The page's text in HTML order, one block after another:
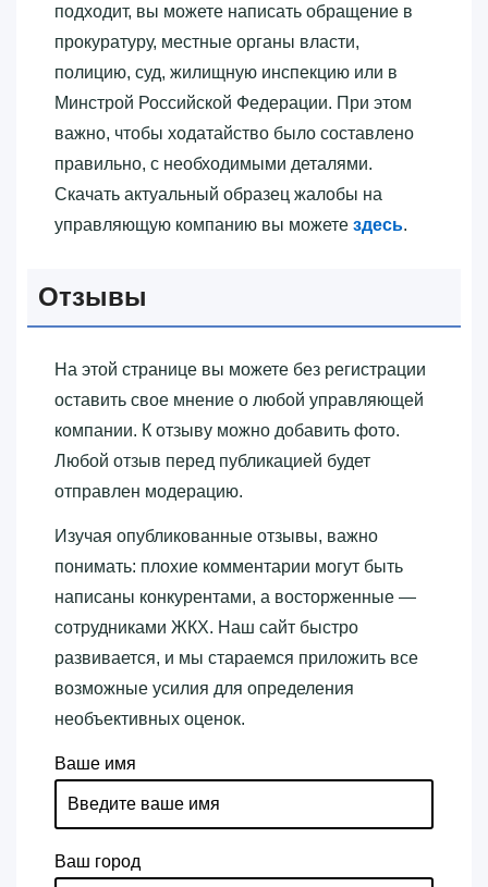
подходит, вы можете написать обращение в
прокуратуру, местные органы власти,
полицию, суд, жилищную инспекцию или в
Минстрой Российской Федерации. При этом
важно, чтобы ходатайство было составлено
правильно, с необходимыми деталями.
Скачать актуальный образец жалобы на
управляющую компанию вы можете здесь.
Отзывы
На этой странице вы можете без регистрации
оставить свое мнение о любой управляющей
компании. К отзыву можно добавить фото.
Любой отзыв перед публикацией будет
отправлен модерацию.
Изучая опубликованные отзывы, важно
понимать: плохие комментарии могут быть
написаны конкурентами, а восторженные —
сотрудниками ЖКХ. Наш сайт быстро
развивается, и мы стараемся приложить все
возможные усилия для определения
необъективных оценок.
Ваше имя
Ваш город